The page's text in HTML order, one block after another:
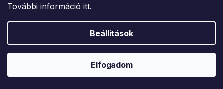
További információ itt.
Beállítások
Elfogadom
SUMMER SALE -35% ?
09:00
Sötét rózsaszín blúz csipkével
5 941 Ft